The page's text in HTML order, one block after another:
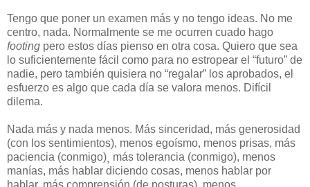
Tengo que poner un examen más y no tengo ideas. No me
centro, nada. Normalmente se me ocurren cuado hago
footing pero estos días pienso en otra cosa. Quiero que sea
lo suficientemente fácil como para no estropear el “futuro” de
nadie, pero también quisiera no “regalar” los aprobados, el
esfuerzo es algo que cada día se valora menos. Difícil
dilema.
Nada más y nada menos. Más sinceridad, más generosidad
(con los sentimientos), menos egoísmo, menos prisas, más
paciencia (conmigo)¸ más tolerancia (conmigo), menos
manías, más hablar diciendo cosas, menos hablar por
hablar, más comprensión (de posturas), menos